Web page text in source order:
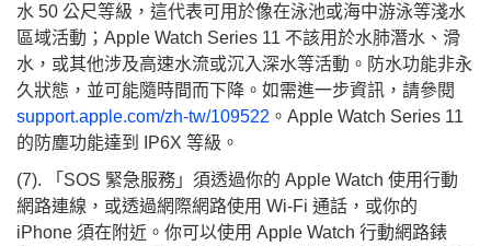
水 50 公尺等級，這代表可用於像在泳池或海中游泳等淺水
區域活動；Apple Watch Series 11 不該用於水肺潛水、滑
水，或其他涉及高速水流或沉入深水等活動。防水功能非永
久狀態，並可能隨時間而下降。如需進一步資訊，請參閱
support.apple.com/zh-tw/109522 。Apple Watch Series 11
的防塵功能達到 IP6X 等級。
(7). 「SOS 緊急服務」須透過你的 Apple Watch 使用行動
網路連線，或透過網際網路使用 Wi-Fi 通話，或你的
iPhone 須在附近。你可以使用 Apple Watch 行動網路錶